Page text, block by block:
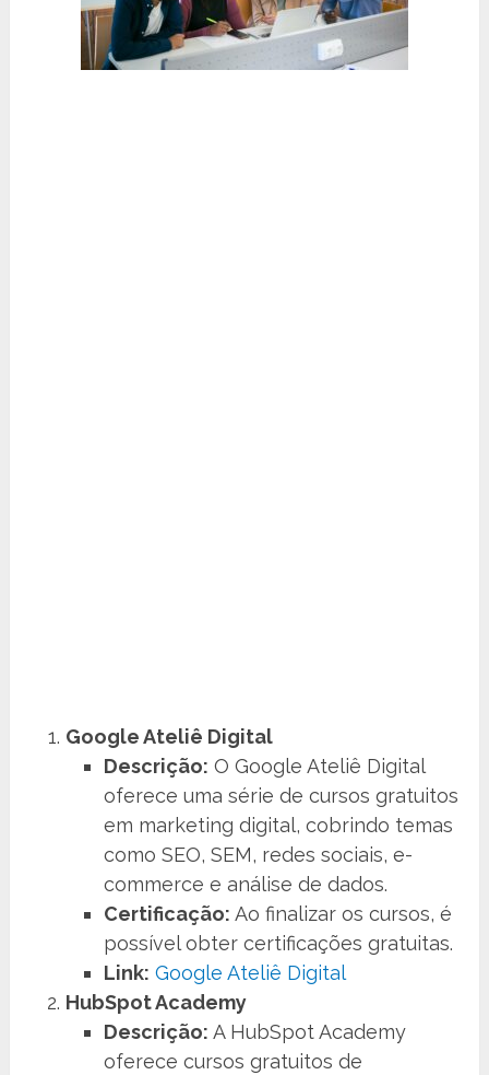
Google Ateliê Digital
Descrição: O Google Ateliê Digital
oferece uma série de cursos gratuitos
em marketing digital, cobrindo temas
como SEO, SEM, redes sociais, e-
commerce e análise de dados.
Certificação: Ao finalizar os cursos, é
possível obter certificações gratuitas.
Link: Google Ateliê Digital
HubSpot Academy
Descrição: A HubSpot Academy
oferece cursos gratuitos de